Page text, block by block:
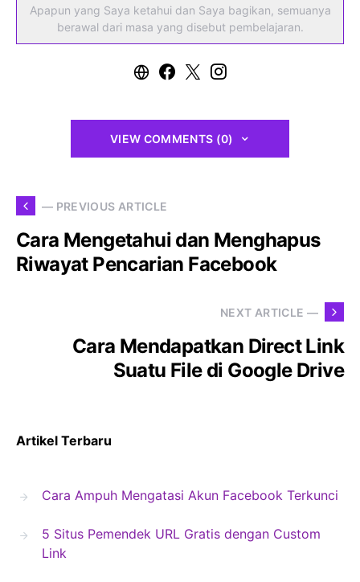
Apapun yang Saya ketahui dan Saya bagikan, semuanya
berawal dari masa yang disebut pembelajaran.
VIEW COMMENTS (0)
— PREVIOUS ARTICLE
Cara Mengetahui dan Menghapus
Riwayat Pencarian Facebook
NEXT ARTICLE —
Cara Mendapatkan Direct Link
Suatu File di Google Drive
Artikel Terbaru
Cara Ampuh Mengatasi Akun Facebook Terkunci
5 Situs Pemendek URL Gratis dengan Custom
Link